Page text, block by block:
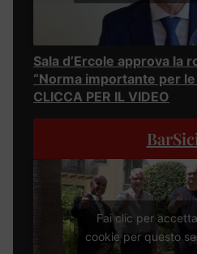
Sala d’Ercole approva la
“Norma importante per
CLICCA PER IL VIDEO
Fai clic per
cookie per questo